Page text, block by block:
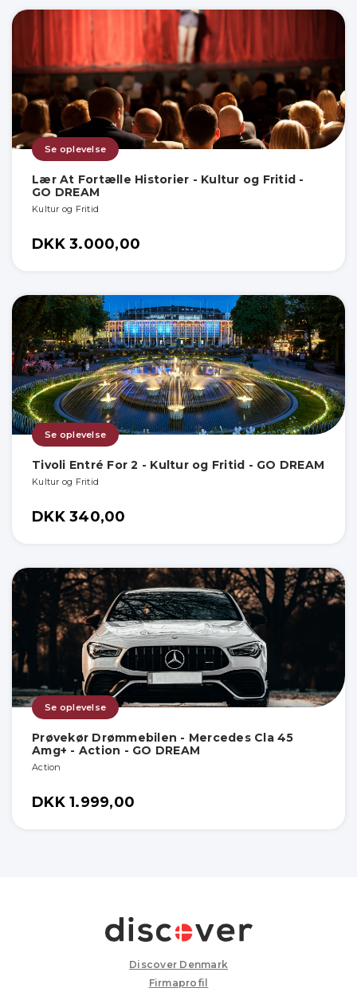
Se oplevelse
Lær At Fortælle Historier - Kultur og Fritid -
GO DREAM
Kultur og Fritid
DKK 3.000,00
Se oplevelse
Tivoli Entré For 2 - Kultur og Fritid - GO DREAM
Kultur og Fritid
DKK 340,00
Se oplevelse
Prøvekør Drømmebilen - Mercedes Cla 45
Amg+ - Action - GO DREAM
Action
DKK 1.999,00
Discover Denmark
Firmaprofil